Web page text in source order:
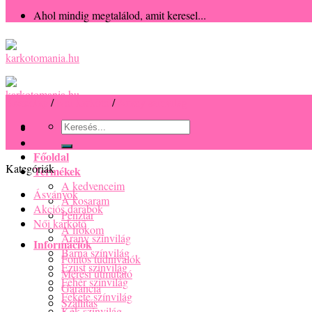
Ahol mindig megtalálod, amit keresel...
Keresés
következőre:
Főoldal
Termékek
A kedvenceim
A kosaram
Pénztár
A fiókom
Információk
Fontos tudnivalók
Mérési útmutató
Garancia
Szállítás
/ /
Kategóriák
Ásványok
Akciós darabok
Női karkötő
Arany színvilág
Barna színvilág
Ezüst színvilág
Fehér színvilág
Fekete színvilág